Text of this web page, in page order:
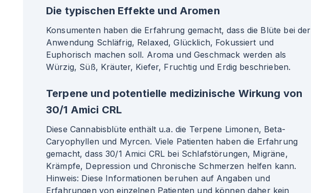
Die typischen Effekte und Aromen
Konsumenten haben die Erfahrung gemacht, dass die Blüte bei der
Anwendung Schläfrig, Relaxed, Glücklich, Fokussiert und
Euphorisch machen soll. Aroma und Geschmack werden als
Würzig, Süß, Kräuter, Kiefer, Fruchtig und Erdig beschrieben.
Terpene und potentielle medizinische Wirkung von
30/1 Amici CRL
Diese Cannabisblüte enthält u.a. die Terpene Limonen, Beta-
Caryophyllen und Myrcen. Viele Patienten haben die Erfahrung
gemacht, dass 30/1 Amici CRL bei Schlafstörungen, Migräne,
Krämpfe, Depression und Chronische Schmerzen helfen kann.
Hinweis: Diese Informationen beruhen auf Angaben und
Erfahrungen von einzelnen Patienten und können daher kein